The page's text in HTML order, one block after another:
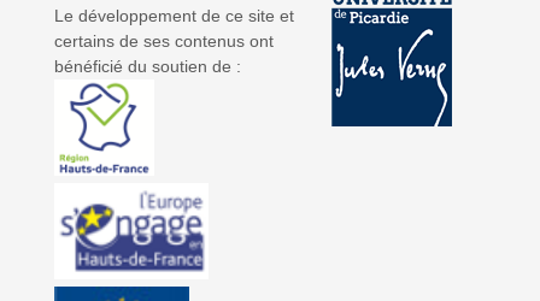
Le développement de ce site et
certains de ses contenus ont
bénéficié du soutien de :